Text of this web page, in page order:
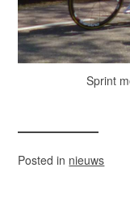
Sprint
Posted in nieuws